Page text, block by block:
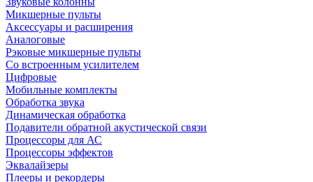
Микшерные пульты
Аксессуары и расширения
Аналоговые
Рэковые микшерные пульты
Со встроенным усилителем
Цифровые
Мобильные комплекты
Обработка звука
Динамическая обработка
Подавители обратной акустической связи
Процессоры для АС
Процессоры эффектов
Эквалайзеры
Плееры и рекордеры